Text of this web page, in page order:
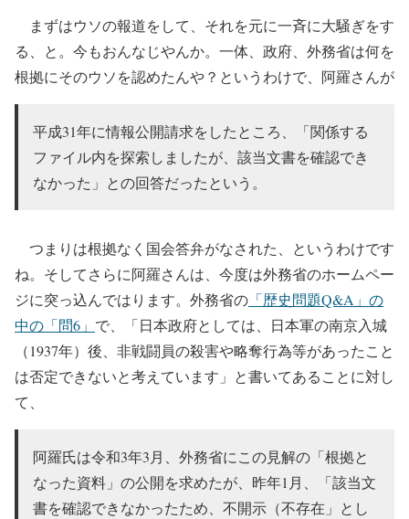
まずはウソの報道をして、それを元に一斉に大騒ぎをす
る、と。今もおんなじやんか。一体、政府、外務省は何を
根拠にそのウソを認めたんや？というわけで、阿羅さんが
平成31年に情報公開請求をしたところ、「関係する
ファイル内を探索しましたが、該当文書を確認でき
なかった」との回答だったという。
つまりは根拠なく国会答弁がなされた、というわけです
ね。そしてさらに阿羅さんは、今度は外務省のホームペー
ジに突っ込んではります。外務省の 「歴史問題Q&A」の
中の「問6」 で、「日本政府としては、日本軍の南京入城
（1937年）後、非戦闘員の殺害や略奪行為等があったこと
は否定できないと考えています」と書いてあることに対し
て、
阿羅氏は令和3年3月、外務省にこの見解の「根拠と
なった資料」の公開を求めたが、昨年1月、「該当文
書を確認できなかったため、不開示（不存在」とし